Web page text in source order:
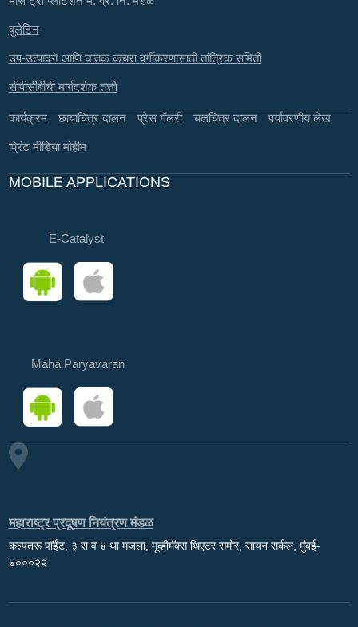
बुलेटिन
उप-उत्पादने आणि घातक कचरा वर्गीकरणासाठी तांत्रिक समिती
सीपीसीबीची मार्गदर्शक तत्त्वे
कार्यक्रम छायाचित्र दालन प्रेस गॅलरी चलचित्र दालन पर्यावरणीय लेख
प्रिंट मीडिया मोहीम
MOBILE APPLICATIONS
E-Catalyst
Maha Paryavaran
महाराष्ट्र प्रदूषण नियंत्रण मंडळ
कल्पतरू पॉईंट, ३ रा व ४ था मजला, मूव्हीमॅक्स थिएटर समोर, सायन सर्कल, मुंबई-
४०००२२